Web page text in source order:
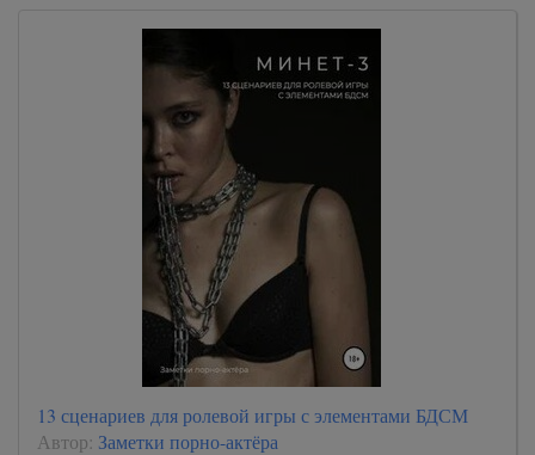
13 сценариев для ролевой игры с элементами БДСМ
Автор: Заметки порно-актёра